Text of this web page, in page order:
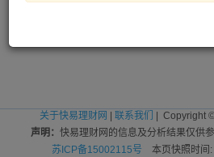
关于快易理财网 联系我们 | Copyright
声明： 快易理财网的信息及分析结果仅供
苏ICP备15002115号 本页快照时间: